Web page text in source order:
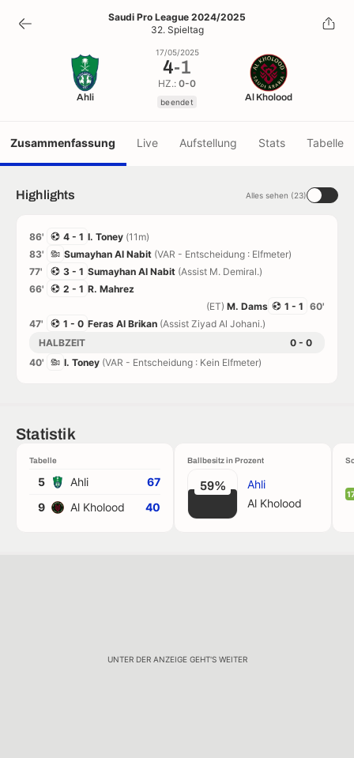
4-1
beendet
Saudi Pro League 2024/2025
32. Spieltag
Ahli
17/05/2025
4-1
HZ.: 0-0
beendet Al Kholood
Zusammenfassung Live Aufstellung Stats Tabelle
Highlights Alles sehen (23)
86' 4 - 1 I. Toney (11m)
83'
Sumayhan Al Nabit (VAR - Entscheidung : Elfmeter)
77'
3 - 1 Sumayhan Al Nabit (Assist M. Demiral.)
66'
2 - 1 R. Mahrez
60'
1 - 1
(ET) M. Dams
47'
1 - 0 Feras Al Brikan (Assist Ziyad Al Johani.)
HALBZEIT
0 - 0
40'
I. Toney (VAR - Entscheidung : Kein Elfmeter)
Statistik
Tabelle
5 Ahli
67
9
Al Kholood 40
Ballbesitz in Prozent
59%
Ahli
Al Kholood
UNTER DER ANZEIGE GEHT'S WEITER